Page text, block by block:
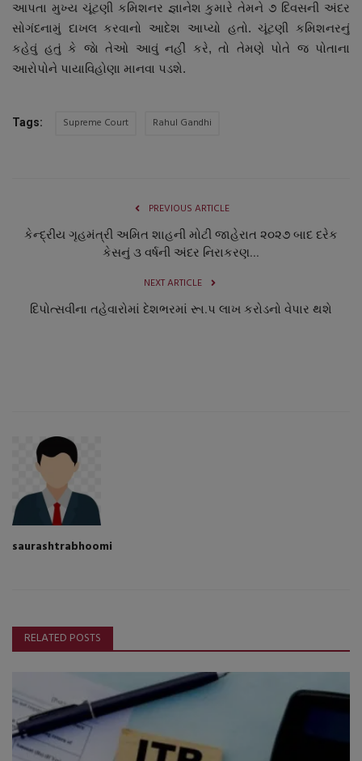
આપતા મુખ્ય ચૂંટણી કમિશનર જ્ઞાનેશ કુમારે તેમને ૭ દિવસની અંદર
સોગંદનામું દાખલ કરવાનો આદેશ આપ્યો હતો. ચૂંટણી કમિશનરનું
કહેવું હતું કે જાે તેઓ આવું નહીં કરે, તો તેમણે પોતે જ પોતાના
આરોપોને પાયાવિહોણા માનવા પડશે.
Tags: Supreme Court Rahul Gandhi
PREVIOUS ARTICLE
કેન્દ્રીય ગૃહમંત્રી અમિત શાહની મોટી જાહેરાત ૨૦૨૭ બાદ દરેક
કેસનું ૩ વર્ષની અંદર નિરાકરણ...
NEXT ARTICLE
દિપોત્સવીના તહેવારોમાં દેશભરમાં રૂા.પ લાખ કરોડનો વેપાર થશે
saurashtrabhoomi
RELATED POSTS